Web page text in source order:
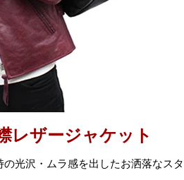
レザージャケット
光沢・ムラ感を出したお洒落なス